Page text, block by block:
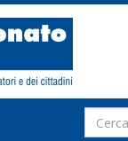
Search
for: